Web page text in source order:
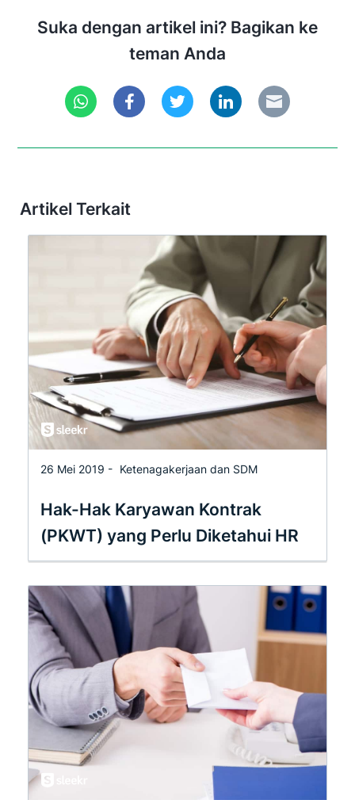
Suka dengan artikel ini? Bagikan ke
teman Anda
Artikel Terkait
26 Mei 2019 - Ketenagakerjaan dan SDM
Hak-Hak Karyawan Kontrak
(PKWT) yang Perlu Diketahui HR